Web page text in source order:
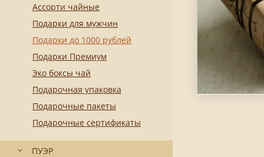
Ассорти чайные
Подарки для мужчин
Подарки до 1000 рублей
Подарки Премиум
Эко боксы чай
Подарочная упаковка
Подарочные пакеты
Подарочные сертификаты
ПУЭР